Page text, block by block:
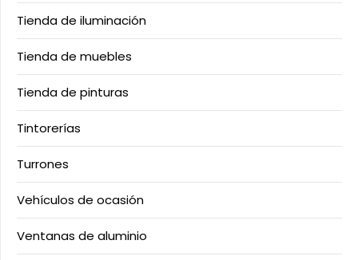
Tienda de iluminación
Tienda de muebles
Tienda de pinturas
Tintorerías
Turrones
Vehículos de ocasión
Ventanas de aluminio